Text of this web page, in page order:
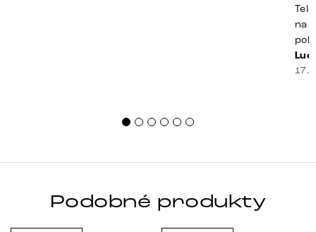
na
17.
Podobné produkty